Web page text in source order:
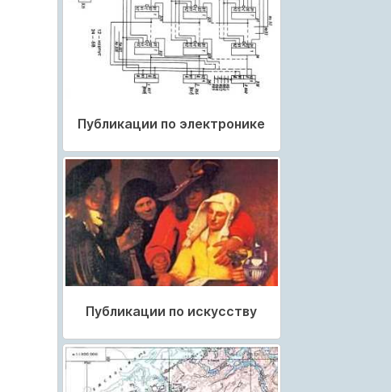
Публикации по электронике
Публикации по искусству